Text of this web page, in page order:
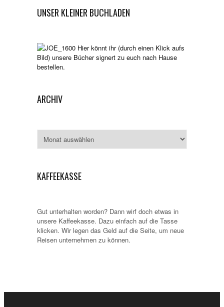
UNSER KLEINER BUCHLADEN
Hier könnt ihr (durch einen Klick aufs
Bild) unsere Bücher signert zu euch nach Hause
bestellen.
ARCHIV
KAFFEEKASSE
Gut unterhalten worden? Dann wirf doch etwas in
unsere Kaffeekasse. Dazu einfach auf die Tasse
klicken. Wir legen das Geld auf die Seite, um neue
Reisen unternehmen zu können.